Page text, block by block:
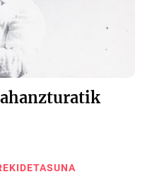
ahanzturatik